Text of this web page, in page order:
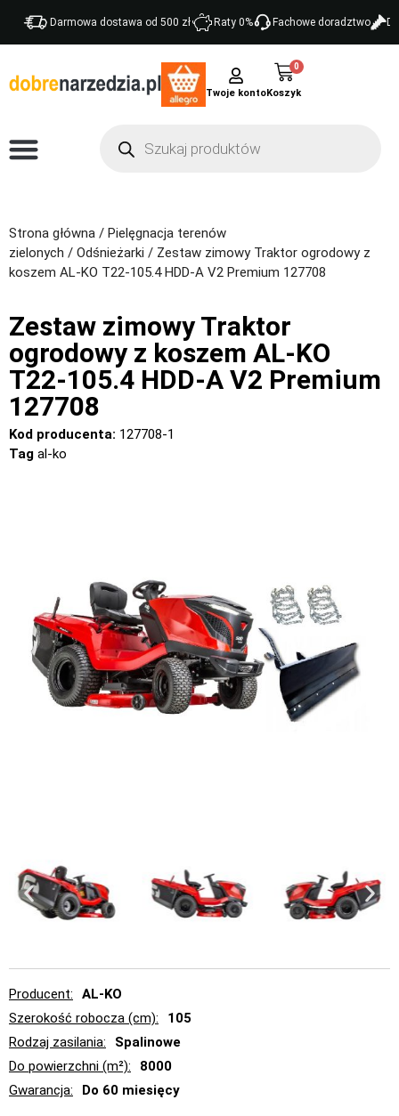
Darmowa dostawa od 500 zł Raty 0% Fachowe doradztwo
Twoje konto
0
Strona główna / Pielęgnacja terenów
zielonych / Odśnieżarki / Zestaw zimowy Traktor ogrodowy z
koszem AL-KO T22-105.4 HDD-A V2 Premium 127708
Zestaw zimowy Traktor
ogrodowy z koszem AL-KO
T22-105.4 HDD-A V2 Premium
127708
Kod producenta: 127708-1
Tag al-ko
Producent
AL-KO
Szerokość robocza (cm)
105
Rodzaj zasilania
Spalinowe
Do powierzchni (m²)
8000
Gwarancja
Do 60 miesięcy